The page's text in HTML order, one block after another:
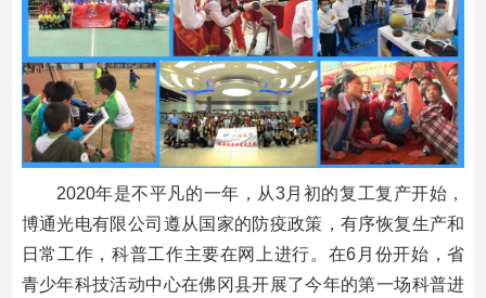
2020年是不平凡的一年，从3月初的复工复产开始，
博通光电有限公司遵从国家的防疫政策，有序恢复生产和
日常工作，科普工作主要在网上进行。在6月份开始，省
青少年科技活动中心在佛冈县开展了今年的第一场科普进